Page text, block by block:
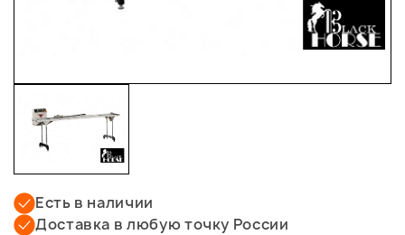
Есть в наличии
Доставка в любую точку России